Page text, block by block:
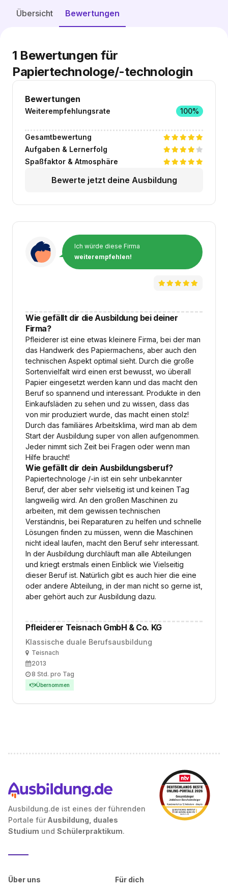
Übersicht Bewertungen
Bewertungen
Weiterempfehlungsrate 100%
Gesamtbewertung
Aufgaben & Lernerfolg
Spaßfaktor & Atmosphäre
Bewerte jetzt deine Ausbildung
1 Bewertungen für
Papiertechnologe/-technologin
Ich würde diese Firma
weiterempfehlen!
Wie gefällt dir die Ausbildung bei deiner
Firma?
Pfleiderer ist eine etwas kleinere Firma, bei der man
das Handwerk des Papiermachens, aber auch den
technischen Aspekt optimal sieht. Durch die große
Sortenvielfalt wird einen erst bewusst, wo überall
Papier eingesetzt werden kann und das macht den
Beruf so spannend und interessant. Produkte in den
Einkaufsläden zu sehen und zu wissen, dass das
von mir produziert wurde, das macht einen stolz!
Durch das familiäres Arbeitsklima, wird man ab dem
Start der Ausbildung super von allen aufgenommen.
Jeder nimmt sich Zeit bei Fragen oder wenn man
Hilfe braucht!
Wie gefällt dir dein Ausbildungsberuf?
Papiertechnologe /-in ist ein sehr unbekannter
Beruf, der aber sehr vielseitig ist und keinen Tag
langweilig wird. An den großen Maschinen zu
arbeiten, mit dem gewissen technischen
Verständnis, bei Reparaturen zu helfen und schnelle
Lösungen finden zu müssen, wenn die Maschinen
nicht ideal laufen, macht den Beruf sehr interessant.
In der Ausbildung durchläuft man alle Abteilungen
und kriegt erstmals einen Einblick wie Vielseitig
dieser Beruf ist. Natürlich gibt es auch hier die eine
oder andere Abteilung, in der man nicht so gerne ist,
aber gehört auch zur Ausbildung dazu.
Pfleiderer Teisnach GmbH & Co. KG
Klassische duale Berufsausbildung
OrtTeisnach
Ausbildungsbeginn
2013
Arbeitszeit
8 Std. pro Tag
Übernommen
Ausbildung.de ist eines der führenden
Portale für Ausbildung, duales
Studium und Schülerpraktikum.
Über uns
Für dich